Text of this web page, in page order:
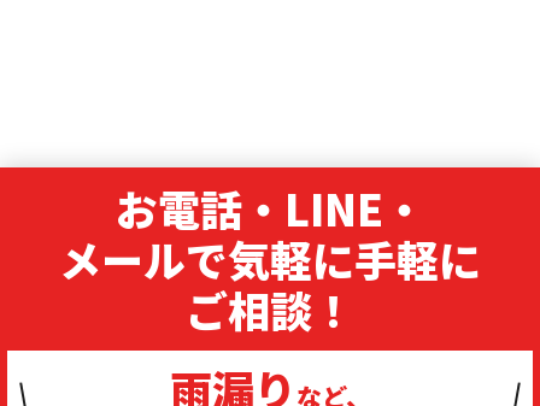
お電話・LINE・
メールで気軽に手軽に
ご相談！
雨漏り など、